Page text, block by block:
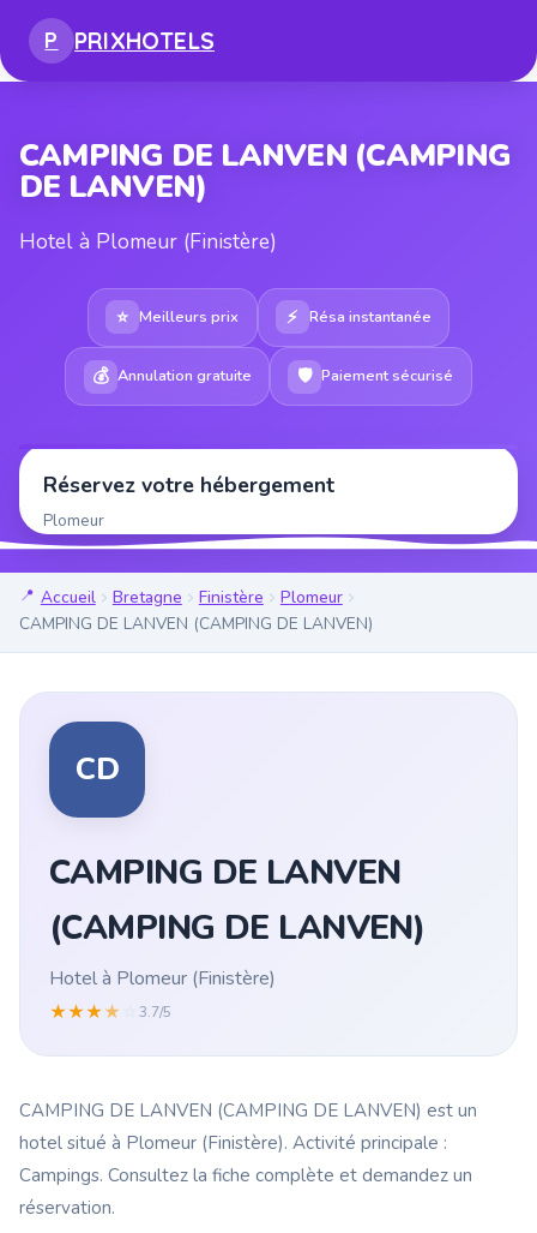
P PRIXHOTELS
CAMPING DE LANVEN (CAMPING
DE LANVEN)
Hotel à Plomeur (Finistère)
⭐ Meilleurs prix ⚡ Résa instantanée
💰 Annulation gratuite 🛡 Paiement sécurisé
Réservez votre hébergement
Plomeur
Accueil Bretagne Finistère
Plomeur
CAMPING DE LANVEN (CAMPING DE LANVEN)
CD
CAMPING DE LANVEN
(CAMPING DE LANVEN)
Hotel à Plomeur (Finistère)
★★★★ 3.7/5
CAMPING DE LANVEN (CAMPING DE LANVEN) est un
hotel situé à Plomeur (Finistère). Activité principale :
Campings. Consultez la fiche complète et demandez un
réservation.